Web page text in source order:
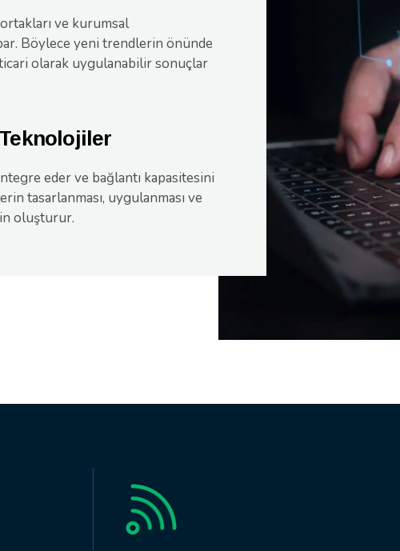
ve kurumsal
Böylece yeni trendlerin önünde
olarak uygulanabilir sonuçlar
eder ve bağlantı kapasitesini
tasarlanması, uygulanması ve
oluşturur.